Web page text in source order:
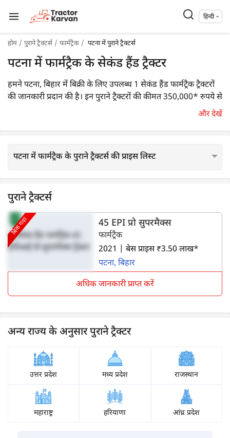
हिन्दी
होम पुराने ट्रैक्टर्स फार्मट्रैक पटना में पुराने ट्रैक्टर्स
पटना में फार्मट्रैक के सेकंड हैंड ट्रैक्टर
हमने पटना, बिहार में बिक्री के लिए उपलब्ध 1 सेकंड हैंड फार्मट्रैक ट्रैक्टरों
की जानकारी प्रदान की है। इन पुराने ट्रैक्टरों की कीमत 350,000* रुपये से
शुरू होती है। आप कीमत, एचपी एवं देख वर्ष जैसे प्रासंगिक फ़िल्टर का
जानकारी प्राप्त कर सकते हैं।
और देखें
पटना में फार्मट्रैक के पुराने ट्रैक्टर्स की प्राइस लिस्ट
पुराने ट्रैक्टर्स
बिक गया 45 EPI प्रो सुपरमैक्स
फार्मट्रैक
2021 | बेस प्राइस ₹3.50 लाख*
पटना, बिहार
अधिक जानकारी प्राप्त करें
अन्य राज्य के अनुसार पुराने ट्रैक्टर
उत्तर प्रदेश मध्य प्रदेश राजस्थान
महाराष्ट्र हरियाणा आंध्र प्रदेश